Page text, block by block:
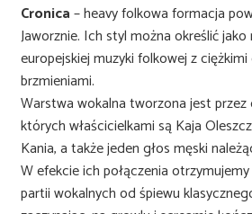
Cronica– heavy folkowa formacja
Jaworznie. Ich styl można określić jako
europejskiej muzyki folkowej z
brzmieniami.
Warstwa wokalna tworzona jest przez
których właścicielkami są Kaja
Kania, a także jeden głos męski
W efekcie ich połączenia
partii wokalnych od śpiewu